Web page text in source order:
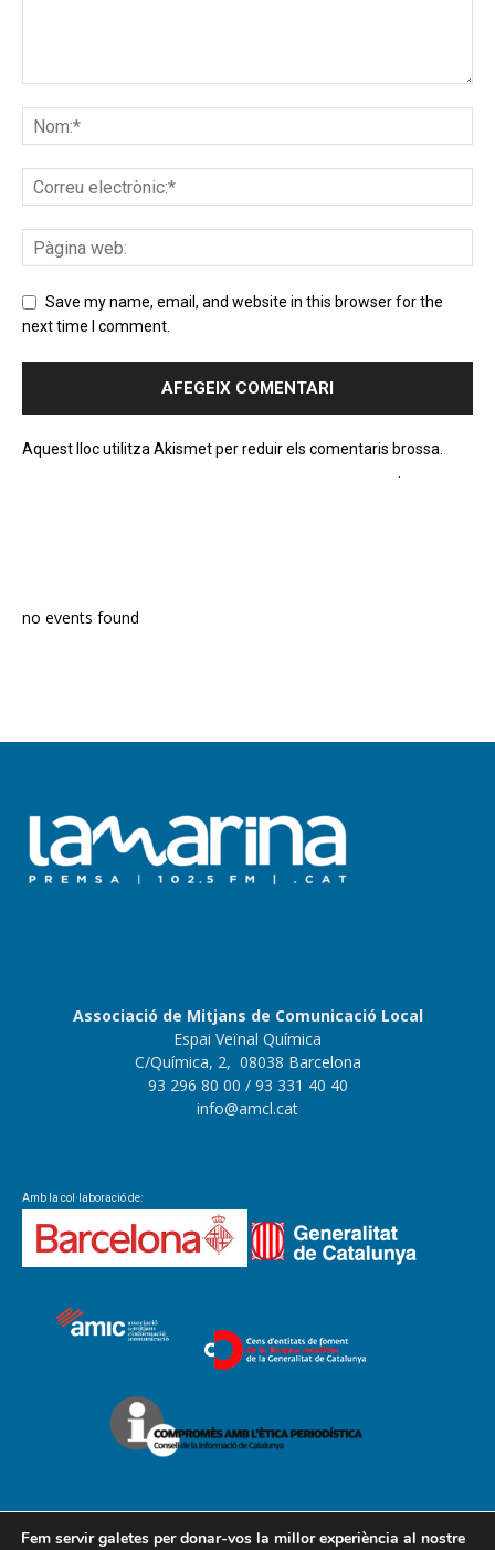
Save my name, email, and website in this browser for the
next time I comment.
Aquest lloc utilitza Akismet per reduir els comentaris brossa.
no events found
Associació de Mitjans de Comunicació Local
Espai Veïnal Química
C/Química, 2, 08038 Barcelona
93 296 80 00 / 93 331 40 40
info@amcl.cat
Amb la col·laboració de:
Fem servir galetes per donar-vos la millor experiència al nostre